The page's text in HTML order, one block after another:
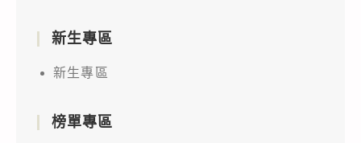
新生專區
新生專區
榜單專區